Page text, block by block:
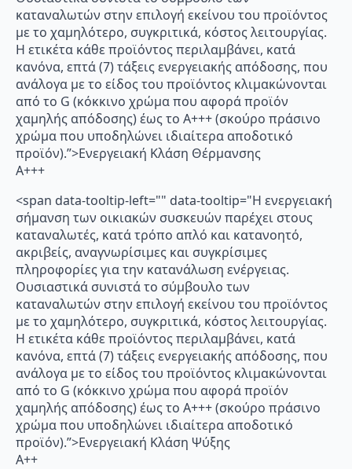
καταναλωτών στην επιλογή εκείνου του προϊόντος
με το χαμηλότερο, συγκριτικά, κόστος λειτουργίας.
Η ετικέτα κάθε προϊόντος περιλαμβάνει, κατά
κανόνα, επτά (7) τάξεις ενεργειακής απόδοσης, που
ανάλογα με το είδος του προϊόντος κλιμακώνονται
από το G (κόκκινο χρώμα που αφορά προϊόν
χαμηλής απόδοσης) έως το Α+++ (σκούρο πράσινο
χρώμα που υποδηλώνει ιδιαίτερα αποδοτικό
προϊόν).”>Ενεργειακή Κλάση Θέρμανσης
A+++
<span data-tooltip-left="" data-tooltip="Η ενεργειακή
σήμανση των οικιακών συσκευών παρέχει στους
καταναλωτές, κατά τρόπο απλό και κατανοητό,
ακριβείς, αναγνωρίσιμες και συγκρίσιμες
πληροφορίες για την κατανάλωση ενέργειας.
Ουσιαστικά συνιστά το σύμβουλο των
καταναλωτών στην επιλογή εκείνου του προϊόντος
με το χαμηλότερο, συγκριτικά, κόστος λειτουργίας.
Η ετικέτα κάθε προϊόντος περιλαμβάνει, κατά
κανόνα, επτά (7) τάξεις ενεργειακής απόδοσης, που
ανάλογα με το είδος του προϊόντος κλιμακώνονται
από το G (κόκκινο χρώμα που αφορά προϊόν
χαμηλής απόδοσης) έως το Α+++ (σκούρο πράσινο
χρώμα που υποδηλώνει ιδιαίτερα αποδοτικό
προϊόν).”>Ενεργειακή Κλάση Ψύξης
A++